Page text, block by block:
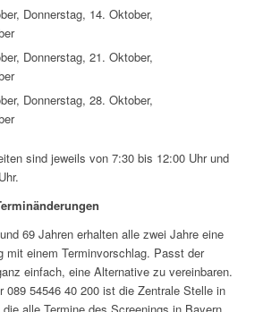
Donnerstag, 14. Oktober,
Donnerstag, 21. Oktober,
Donnerstag, 28. Oktober,
sind jeweils von 7:30 bis 12:00 Uhr und
69 Jahren erhalten alle zwei Jahre eine
mit einem Terminvorschlag. Passt der
einfach, eine Alternative zu vereinbaren.
089 54546 40 200 ist die Zentrale Stelle in